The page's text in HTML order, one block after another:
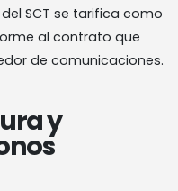
SCT se tarifica como
al contrato que
de comunicaciones.
y